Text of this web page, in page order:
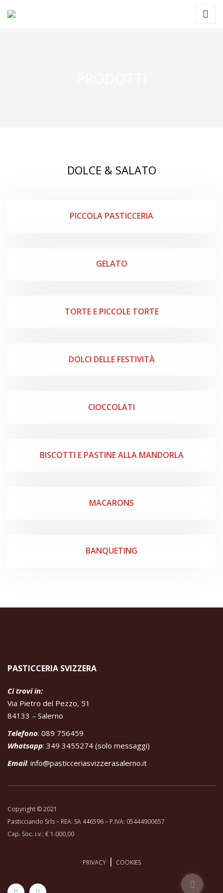
DOLCE & SALATO
PICCOLA PASTICCERIA
GELATO
TORTE E PICCOLE TORTE
DOLCI DELLE FESTIVITÀ
CIOCCOLATI
BISCOTTI E PASTINE ALLA MANDORLA
MACARONS
BANQUETING
PASTICCERIA SVIZZERA
Ci trovi in:
Via Pietro del Pezzo, 51
84133 – Salerno
Telefono: 089 756459
Whatsapp: 349 3455274 (solo messaggi)
Email: info@pasticceriasvizzerasalerno.it
Copyright © 2021
Pasticciando Srls – REA: SA 446596 – P.IVA: 05444900657
Cap. Soc. i.v.: € 1.000,00
PRIVACY| COOKIES